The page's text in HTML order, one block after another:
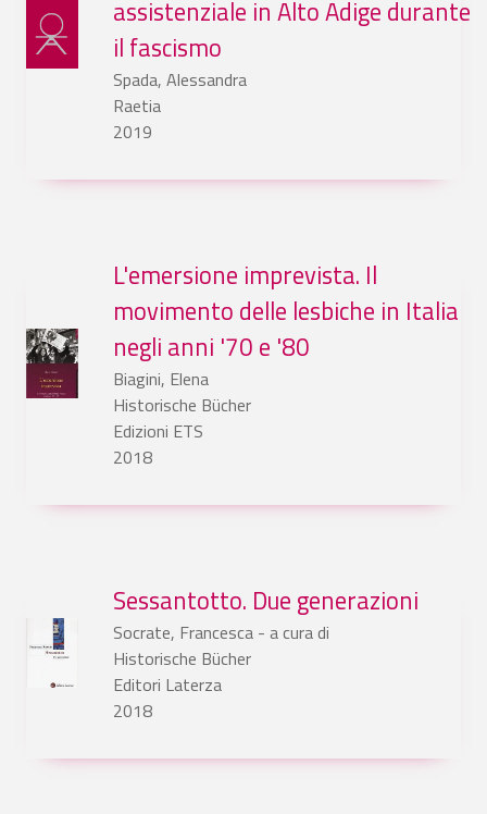
assistenziale in Alto Adige durante
il fascismo
Spada, Alessandra
Raetia
2019
L'emersione imprevista. Il
movimento delle lesbiche in Italia
negli anni '70 e '80
Biagini, Elena
Historische Bücher
Edizioni ETS
2018
Sessantotto. Due generazioni
Socrate, Francesca - a cura di
Historische Bücher
Editori Laterza
2018